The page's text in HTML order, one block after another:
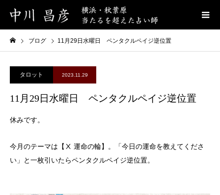
ブログ 11月29日水曜日 ペンタクルペイジ逆位置
タロット 2023.11.29
11月29日水曜日 ペンタクルペイジ逆位置
休みです。
今月のテーマは【Ⅹ 運命の輪】。「今日の運命を教えてくださ
い」と一枚引いたらペンタクルペイジ逆位置。